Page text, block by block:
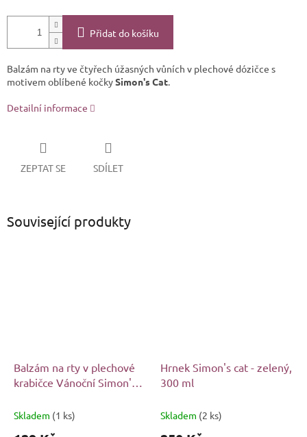
Přidat do košíku
Balzám na rty ve čtyřech úžasných vůních v plechové dózičce s
motivem oblíbené kočkySimon's Cat.
Detailní informace
ZEPTAT SE SDÍLET
Související produkty
Balzám na rty v plechové
krabičce Vánoční Simon's
Skladem (1 ks)
Hrnek Simon's cat - zelený,
300 ml
Skladem (2 ks)